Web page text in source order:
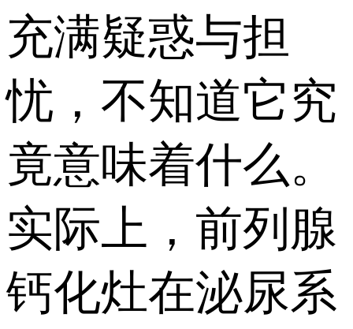
充满疑惑与担
忧，不知道它究
竟意味着什么。
实际上，前列腺
钙化灶在泌尿系